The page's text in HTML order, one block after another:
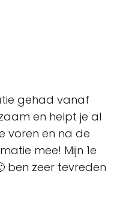
gehad vanaf
en helpt je al
voren en na de
mee! Mijn 1e
ben zeer tevreden